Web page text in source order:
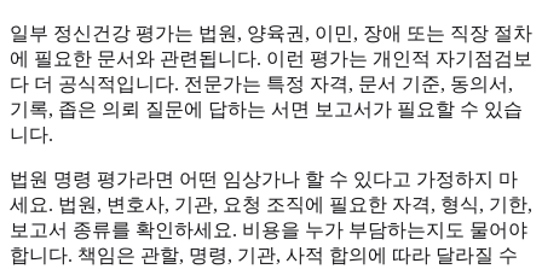
일부 정신건강 평가는 법원, 양육권, 이민, 장애 또는 직장 절차
에 필요한 문서와 관련됩니다. 이런 평가는 개인적 자기점검보
다 더 공식적입니다. 전문가는 특정 자격, 문서 기준, 동의서,
기록, 좁은 의뢰 질문에 답하는 서면 보고서가 필요할 수 있습
니다.
법원 명령 평가라면 어떤 임상가나 할 수 있다고 가정하지 마
세요. 법원, 변호사, 기관, 요청 조직에 필요한 자격, 형식, 기한,
보고서 종류를 확인하세요. 비용을 누가 부담하는지도 물어야
합니다. 책임은 관할, 명령, 기관, 사적 합의에 따라 달라질 수